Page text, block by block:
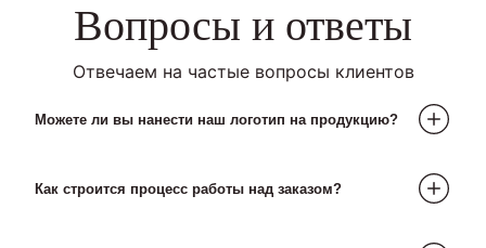
Вопросы и ответы
Отвечаем на частые вопросы клиентов
Можете ли вы нанести наш логотип на продукцию?
Как строится процесс работы над заказом?